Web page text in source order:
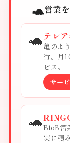
🐢営業
🐢 テレ
亀のよ
行。月
ビス。
サー
🐢BtoB営
実に積